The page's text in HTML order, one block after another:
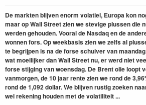
De markten blijven enorm volatiel, Europa kon
maar op Wall Street zien we stevige plussen die
werden gehouden. Vooral de Nasdaq en de
wonnen fors. Op weekbasis zien we zelfs al
te begrijpen is na de forse schuiver van
wat moeilijker dan Wall Street nu, er werd niet
forse stijging van woensdag. De Brent olie loopt
vanmorgen, de 10 jaar rente zien we rond de
rond de 1,092 dollar. We blijven rustig zoeken
wel rekening houden met de volatiliteit ...